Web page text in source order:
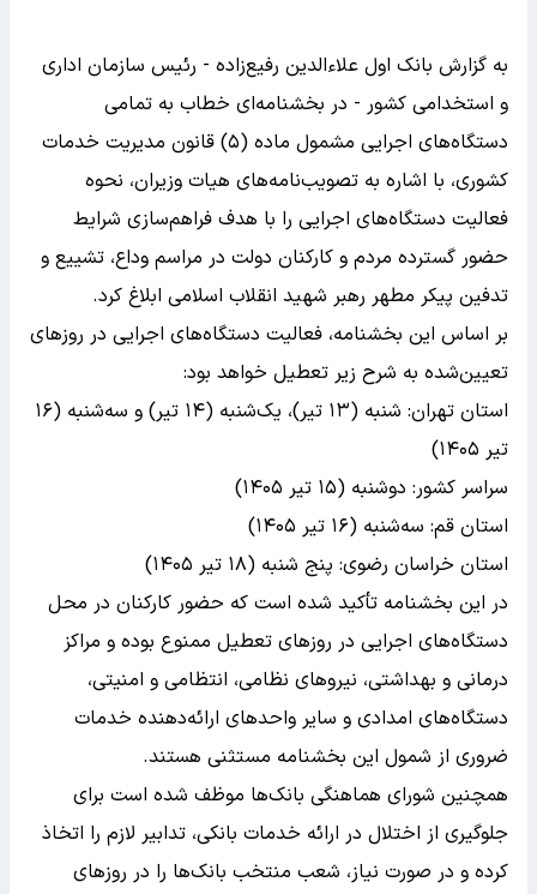
به گزارش بانک اول علاءالدین رفیع‌زاده - رئیس سازمان اداری
و استخدامی کشور - در بخشنامه‌ای خطاب به تمامی
دستگاه‌های اجرایی مشمول ماده (۵) قانون مدیریت خدمات
کشوری، با اشاره به تصویب‌نامه‌های هیات وزیران، نحوه
فعالیت دستگاه‌های اجرایی را با هدف فراهم‌سازی شرایط
حضور گسترده مردم و کارکنان دولت در مراسم وداع، تشییع و
تدفین پیکر مطهر رهبر شهید انقلاب اسلامی ابلاغ کرد.
بر اساس این بخشنامه، فعالیت دستگاه‌های اجرایی در روزهای
تعیین‌شده به شرح زیر تعطیل خواهد بود:
استان تهران: شنبه (۱۳ تیر)، یک‌شنبه (۱۴ تیر) و سه‌شنبه (۱۶
تیر ۱۴۰۵)
سراسر کشور: دوشنبه (۱۵ تیر ۱۴۰۵)
استان قم: سه‌شنبه (۱۶ تیر ۱۴۰۵)
استان خراسان رضوی: پنج شنبه (۱۸ تیر ۱۴۰۵)
در این بخشنامه تأکید شده است که حضور کارکنان در محل
دستگاه‌های اجرایی در روزهای تعطیل ممنوع بوده و مراکز
درمانی و بهداشتی، نیروهای نظامی، انتظامی و امنیتی،
دستگاه‌های امدادی و سایر واحدهای ارائه‌دهنده خدمات
ضروری از شمول این بخشنامه مستثنی هستند.
همچنین شورای هماهنگی بانک‌ها موظف شده است برای
جلوگیری از اختلال در ارائه خدمات بانکی، تدابیر لازم را اتخاذ
کرده و در صورت نیاز، شعب منتخب بانک‌ها را در روزهای